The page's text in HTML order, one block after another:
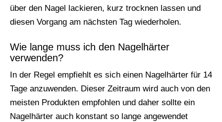
über den Nagel lackieren, kurz trocknen lassen und
diesen Vorgang am nächsten Tag wiederholen.
Wie lange muss ich den Nagelhärter
verwenden?
In der Regel empfiehlt es sich einen Nagelhärter für 14
Tage anzuwenden. Dieser Zeitraum wird auch von den
meisten Produkten empfohlen und daher sollte ein
Nagelhärter auch konstant so lange angewendet